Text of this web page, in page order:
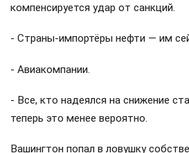
компенсируется удар от санкций.
- Страны-импортёры нефти — им
- Авиакомпании.
- Все, кто надеялся на снижение
теперь это менее вероятно.
Вашингтон попал в ловушку